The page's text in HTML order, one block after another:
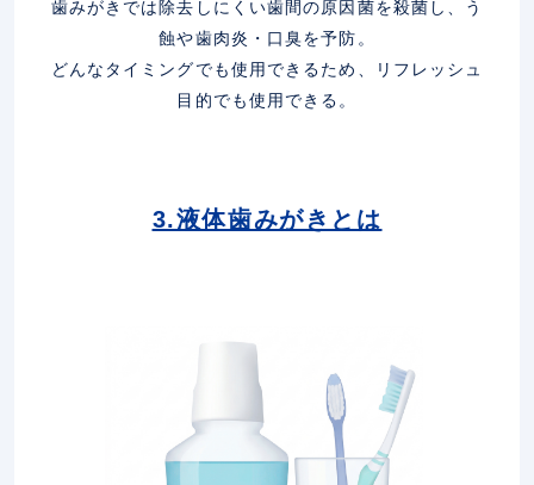
歯みがきでは除去しにくい歯間の原因菌を殺菌し、う
蝕や歯肉炎・口臭を予防。
どんなタイミングでも使用できるため、リフレッシュ
目的でも使用できる。
3.液体歯みがきとは